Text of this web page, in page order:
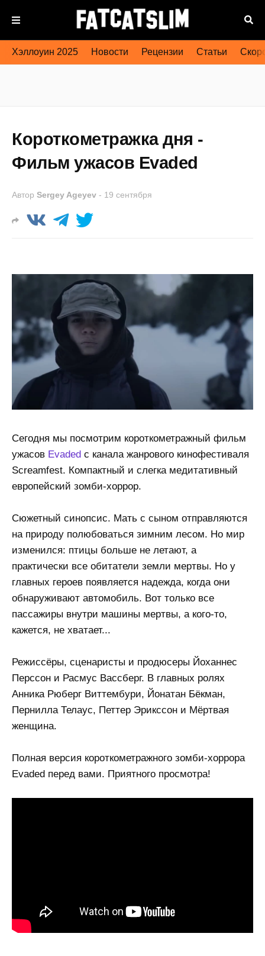
Хэллоуин 2025 Новости Рецензии Статьи
Короткометражка дня -
Фильм ужасов Evaded
Автор Sergey Ageyev - 19 сентября
Сегодня мы посмотрим короткометражный фильм
ужасов Evaded с канала жанрового кинофестиваля
Screamfest. Компактный и слегка медитативный
европейский зомби-хоррор.
Сюжетный синопсис. Мать с сыном отправляются
на природу полюбоваться зимним лесом. Но мир
изменился: птицы больше не летают, а
практически все обитатели земли мертвы. Но у
главных героев появляется надежда, когда они
обнаруживают автомобиль. Вот только все
пассажиры внутри машины мертвы, а кого-то,
кажется, не хватает...
Режиссёры, сценаристы и продюсеры Йоханнес
Перссон и Расмус Вассберг. В главных ролях
Анника Рюберг Виттембури, Йонатан Бёкман,
Пернилла Телаус, Петтер Эрикссон и Мёртвая
женщина.
Полная версия короткометражного зомби-хоррора
Evaded перед вами. Приятного просмотра!